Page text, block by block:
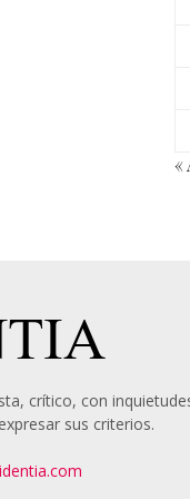
«
crítico, con
sus criterios.